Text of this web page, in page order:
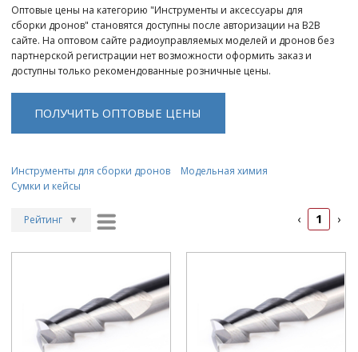
Войти в B2B
Стать партнером
Оптовые цены на категорию "Инструменты и аксессуары для
сборки дронов" становятся доступны после авторизации на B2B
сайте. На оптовом сайте радиоуправляемых моделей и дронов без
партнерской регистрации нет возможности оформить заказ и
доступны только рекомендованные розничные цены.
ПОЛУЧИТЬ ОПТОВЫЕ ЦЕНЫ
Инструменты для сборки дронов
Модельная химия
Сумки и кейсы
Рейтинг ▼
Цена ▲
Цена ▼
‹ 1 ›